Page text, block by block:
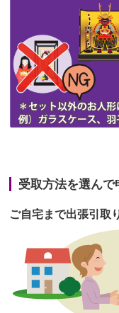
第46回人形供
第45回人形供
第44回人形供
第43回人形供
第39回人形供
第38回人形供養
第37回人形供養
受取方法を選ん
ご自宅まで出張引取